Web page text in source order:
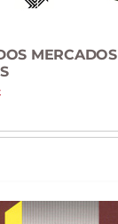
MERCADOS
O
atual